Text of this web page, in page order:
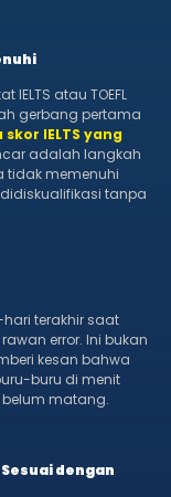
atau TOEFL
gerbang pertama
IELTS yang
adalah langkah
tidak memenuhi
tanpa
terakhir saat
error. Ini bukan
kesan bahwa
buru di menit
matang.
dengan